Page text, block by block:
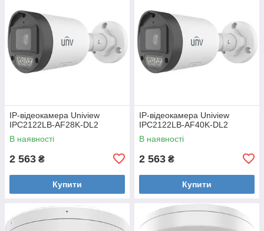
IP-відеокамера Uniview
IPC2122LB-AF28K-DL2
В наявності
2 563 ₴
Купити
IP-відеокамера Uniview
IPC2122LB-AF40K-DL2
В наявності
2 563 ₴
Купити